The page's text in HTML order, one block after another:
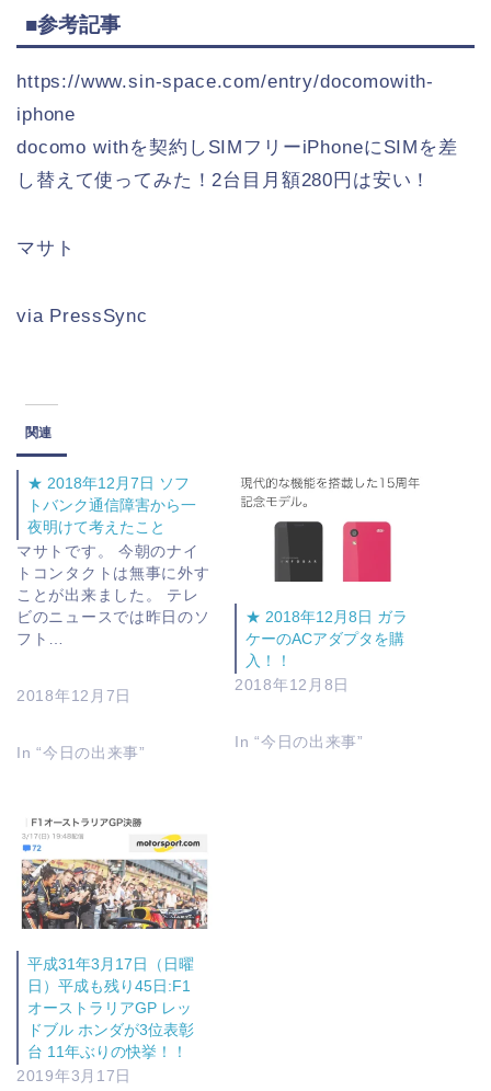
■参考記事
https://www.sin-space.com/entry/docomowith-
iphone
docomo withを契約しSIMフリーiPhoneにSIMを差
し替えて使ってみた！2台目月額280円は安い！
マサト
via PressSync
関連
★ 2018年12月7日 ソフ
トバンク通信障害から一
夜明けて考えたこと
マサトです。 今朝のナイ
トコンタクトは無事に外す
ことが出来ました。 テレ
ビのニュースでは昨日のソ
フト…
2018年12月7日
In “今日の出来事”
★ 2018年12月8日 ガラ
ケーのACアダプタを購
入！！
2018年12月8日
In “今日の出来事”
平成31年3月17日（日曜
日）平成も残り45日:F1
オーストラリアGP レッ
ドブル ホンダが3位表彰
台 11年ぶりの快挙！！
2019年3月17日